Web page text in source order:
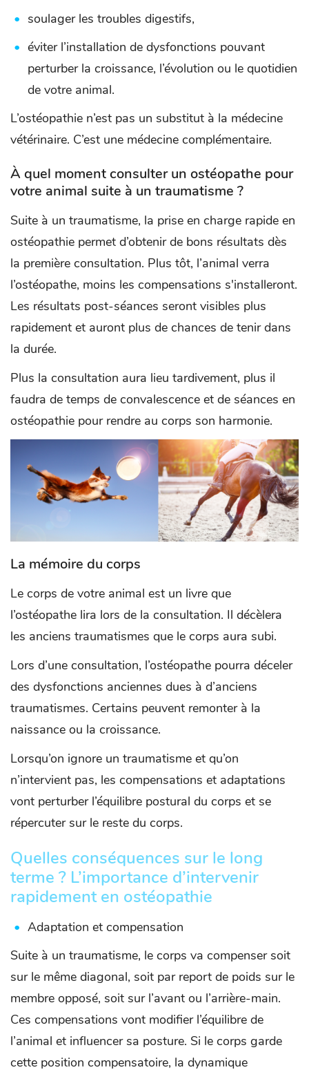
soulager les troubles digestifs,
éviter l’installation de dysfonctions pouvant
perturber la croissance, l’évolution ou le quotidien
de votre animal.
L’ostéopathie n’est pas un substitut à la médecine
vétérinaire. C’est une médecine complémentaire.
À quel moment consulter un ostéopathe pour
votre animal suite à un traumatisme ?
Suite à un traumatisme, la prise en charge rapide en
ostéopathie permet d’obtenir de bons résultats dès
la première consultation. Plus tôt, l’animal verra
l’ostéopathe, moins les compensations s'installeront.
Les résultats post-séances seront visibles plus
rapidement et auront plus de chances de tenir dans
la durée.
Plus la consultation aura lieu tardivement, plus il
faudra de temps de convalescence et de séances en
ostéopathie pour rendre au corps son harmonie.
La mémoire du corps
Le corps de votre animal est un livre que
l’ostéopathe lira lors de la consultation. Il décèlera
les anciens traumatismes que le corps aura subi.
Lors d’une consultation, l’ostéopathe pourra déceler
des dysfonctions anciennes dues à d’anciens
traumatismes. Certains peuvent remonter à la
naissance ou la croissance.
Lorsqu’on ignore un traumatisme et qu’on
n’intervient pas, les compensations et adaptations
vont perturber l’équilibre postural du corps et se
répercuter sur le reste du corps.
Quelles conséquences sur le long
terme ? L’importance d’intervenir
rapidement en ostéopathie
Adaptation et compensation
Suite à un traumatisme, le corps va compenser soit
sur le même diagonal, soit par report de poids sur le
membre opposé, soit sur l’avant ou l’arrière-main.
Ces compensations vont modifier l’équilibre de
l’animal et influencer sa posture. Si le corps garde
cette position compensatoire, la dynamique